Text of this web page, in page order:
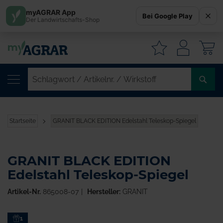
Startseite GRANIT BLACK EDITION Edelstahl Teleskop-Spiegel
Zum1
GRANIT BLACK EDITION
Edelstahl Teleskop-Spiegel
Artikel-Nr. 865008-07 Hersteller:GRANIT
myAGRAR App
Der Landwirtschafts-Shop Bei Google Play